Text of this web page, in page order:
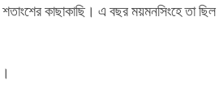
কাছাকাছি। এ বছর ময়মনসিংহে তা